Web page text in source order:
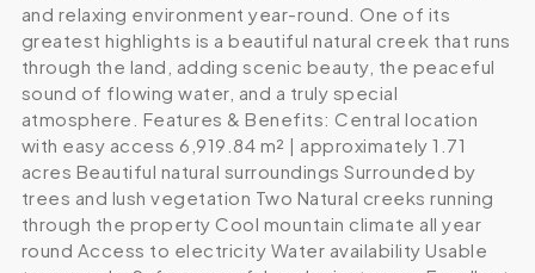
and relaxing environment year-round. One of its
greatest highlights is a beautiful natural creek that runs
through the land, adding scenic beauty, the peaceful
sound of flowing water, and a truly special
atmosphere. Features & Benefits: Central location
with easy access 6,919.84 m² | approximately 1.71
acres Beautiful natural surroundings Surrounded by
trees and lush vegetation Two Natural creeks running
through the property Cool mountain climate all year
round Access to electricity Water availability Usable